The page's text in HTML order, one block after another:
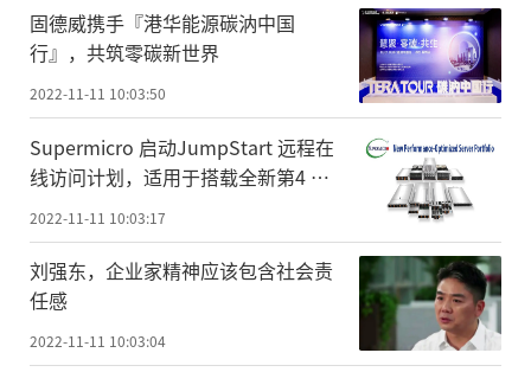
固德威携手『港华能源碳汭中国
行』，共筑零碳新世界
2022-11-11 10:03:50
Supermicro 启动JumpStart 远程在
线访问计划，适用于搭载全新第4 代
组合
2022-11-11 10:03:17
刘强东，企业家精神应该包含社会责
任感
2022-11-11 10:03:04